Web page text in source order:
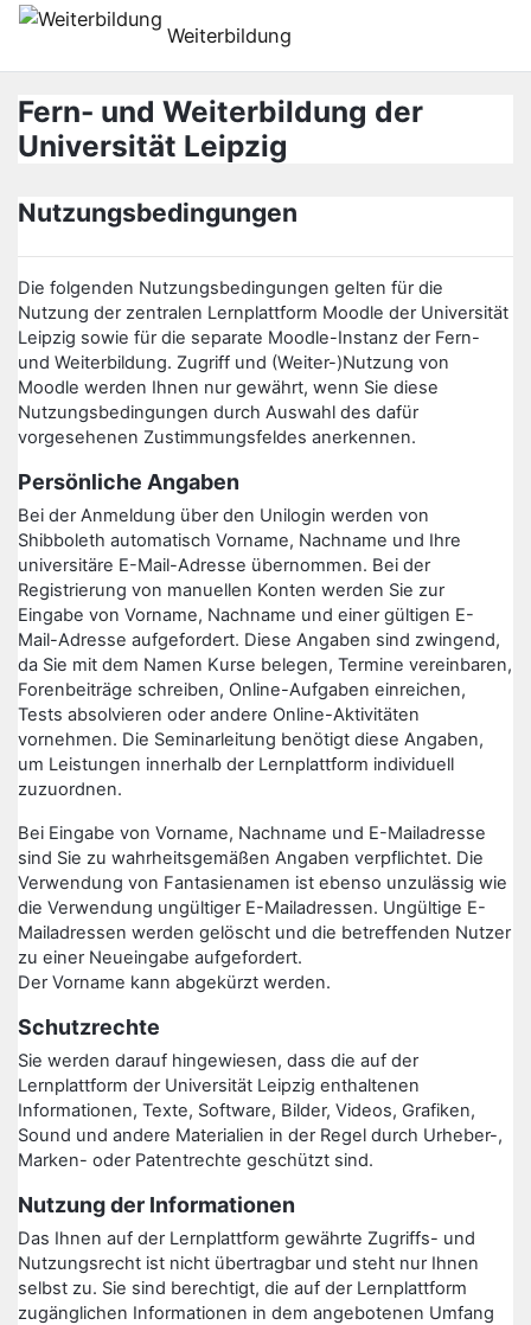
Skip to main content
Weiterbildung
Fern- und Weiterbildung der
Universität Leipzig
Nutzungsbedingungen
Die folgenden Nutzungsbedingungen gelten für die
Nutzung der zentralen Lernplattform Moodle der Universität
Leipzig sowie für die separate Moodle-Instanz der Fern-
und Weiterbildung. Zugriff und (Weiter-)Nutzung von
Moodle werden Ihnen nur gewährt, wenn Sie diese
Nutzungsbedingungen durch Auswahl des dafür
vorgesehenen Zustimmungsfeldes anerkennen.
Persönliche Angaben
Bei der Anmeldung über den Unilogin werden von
Shibboleth automatisch Vorname, Nachname und Ihre
universitäre E-Mail-Adresse übernommen. Bei der
Registrierung von manuellen Konten werden Sie zur
Eingabe von Vorname, Nachname und einer gültigen E-
Mail-Adresse aufgefordert. Diese Angaben sind zwingend,
da Sie mit dem Namen Kurse belegen, Termine vereinbaren,
Forenbeiträge schreiben, Online-Aufgaben einreichen,
Tests absolvieren oder andere Online-Aktivitäten
vornehmen. Die Seminarleitung benötigt diese Angaben,
um Leistungen innerhalb der Lernplattform individuell
zuzuordnen.
Bei Eingabe von Vorname, Nachname und E-Mailadresse
sind Sie zu wahrheitsgemäßen Angaben verpflichtet. Die
Verwendung von Fantasienamen ist ebenso unzulässig wie
die Verwendung ungültiger E-Mailadressen. Ungültige E-
Mailadressen werden gelöscht und die betreffenden Nutzer
zu einer Neueingabe aufgefordert.
Der Vorname kann abgekürzt werden.
Schutzrechte
Sie werden darauf hingewiesen, dass die auf der
Lernplattform der Universität Leipzig enthaltenen
Informationen, Texte, Software, Bilder, Videos, Grafiken,
Sound und andere Materialien in der Regel durch Urheber-,
Marken- oder Patentrechte geschützt sind.
Nutzung der Informationen
Das Ihnen auf der Lernplattform gewährte Zugriffs- und
Nutzungsrecht ist nicht übertragbar und steht nur Ihnen
selbst zu. Sie sind berechtigt, die auf der Lernplattform
zugänglichen Informationen in dem angebotenen Umfang